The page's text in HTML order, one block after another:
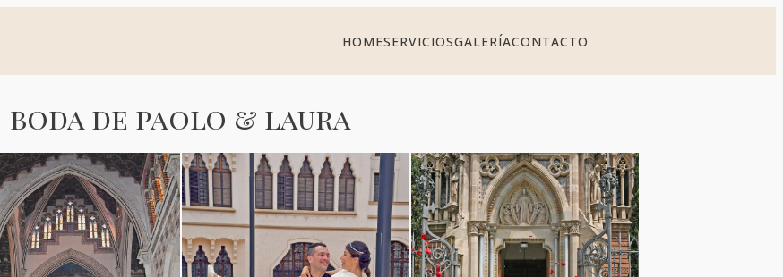
HOMESERVICIOSGALERÍACONTACTO
boda de paolo & laura